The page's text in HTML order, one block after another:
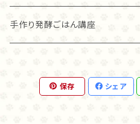
ｇで1週間が目安です。 ・送料 クリックポス
麹ナチュラルカンガルー（８０ｇ）
グラスフェッド麴トライプ
ラム
アカナ
アレヴァ
手作り発酵ごはん講座
保存 シェア